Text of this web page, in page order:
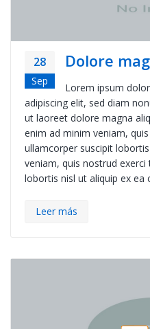
28
Sep
Dolore
Lorem ipsum
adipiscing elit, sed diam
ut laoreet dolore magna
enim ad minim veniam,
ullamcorper suscipit
veniam, quis nostrud
lobortis nisl ut aliquip ex
Leer más